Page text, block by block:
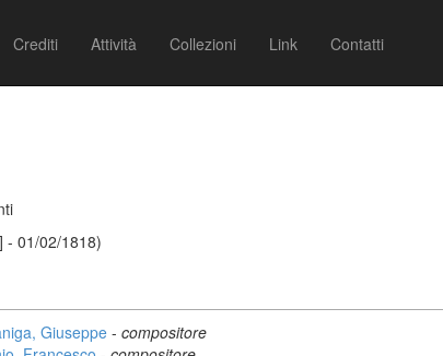
Crediti Attività Collezioni Link Contatti
- 01/02/1818)
Giuseppe - compositore